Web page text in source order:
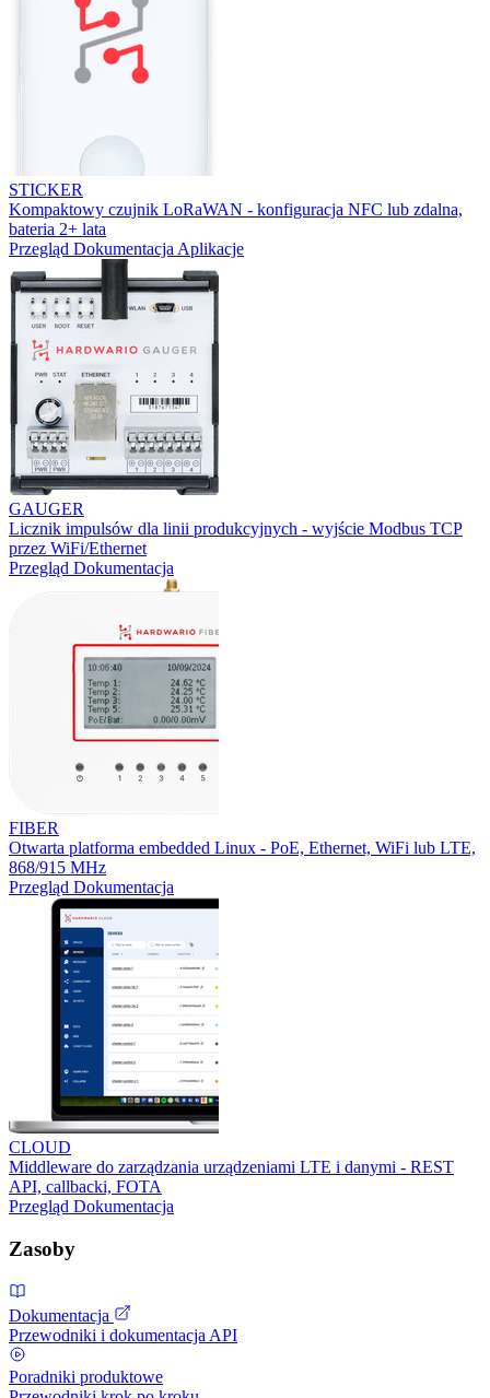
STICKER
Kompaktowy czujnik LoRaWAN - konfiguracja NFC lub zdalna,
bateria 2+ lata
Przegląd Dokumentacja Aplikacje
GAUGER
Licznik impulsów dla linii produkcyjnych - wyjście Modbus TCP
przez WiFi/Ethernet
Przegląd Dokumentacja
FIBER
Otwarta platforma embedded Linux - PoE, Ethernet, WiFi lub LTE,
868/915 MHz
Przegląd Dokumentacja
CLOUD
Middleware do zarządzania urządzeniami LTE i danymi - REST
API, callbacki, FOTA
Przegląd Dokumentacja
Zasoby
Dokumentacja
Przewodniki i dokumentacja API
Poradniki produktowe